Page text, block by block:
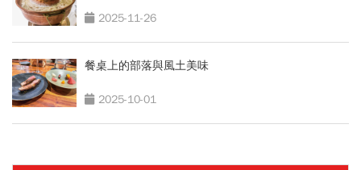
2025-11-26
餐桌上的部落與風土美味
2025-10-01